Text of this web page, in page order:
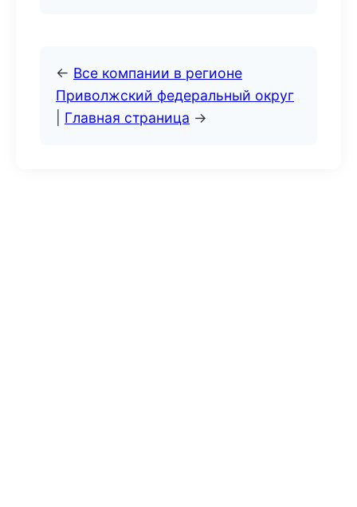
← Все компании в регионе
Приволжский федеральный округ
Главная страница →